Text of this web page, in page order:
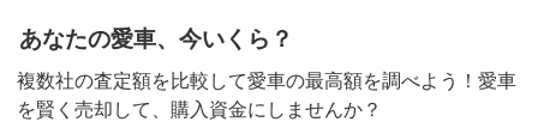
あなたの愛車、今いくら？
複数社の査定額を比較して愛車の最高額を調べよう！愛車
を賢く売却して、購入資金にしませんか？